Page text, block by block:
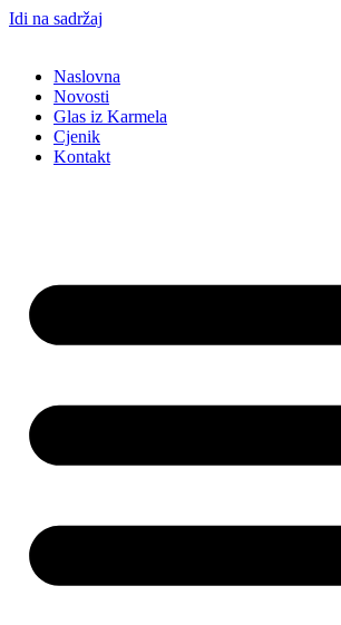
Idi na sadržaj
Naslovna
Novosti
Glas iz Karmela
Cjenik
Kontakt